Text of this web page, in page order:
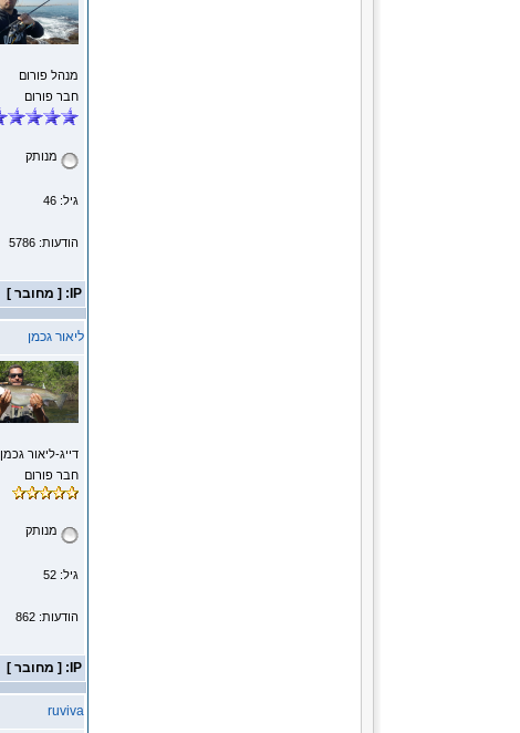
מנהל פורום
חבר פורום
מנותק
גיל: 46
הודעות: 5786
ליאור גכמן
דייג-ליאור גכמן
חבר פורום
מנותק
גיל: 52
הודעות: 862
ruviva